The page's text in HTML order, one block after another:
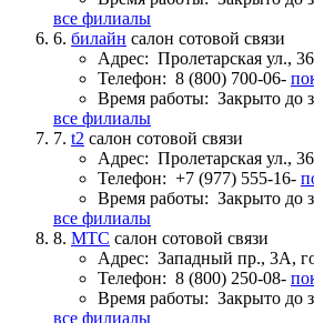
все филиалы
6. билайн салон сотовой связи
Адрес: Пролетарская ул.,
Телефон: 8 (800) 700-06-
Время работы: Закрыто до
все филиалы
7. t2 салон сотовой связи
Адрес: Пролетарская ул.,
Телефон: +7 (977) 555-16-
Время работы: Закрыто до
все филиалы
8. МТС салон сотовой связи
Адрес: Западный пр., 3А,
Телефон: 8 (800) 250-08-
Время работы: Закрыто до
все филиалы